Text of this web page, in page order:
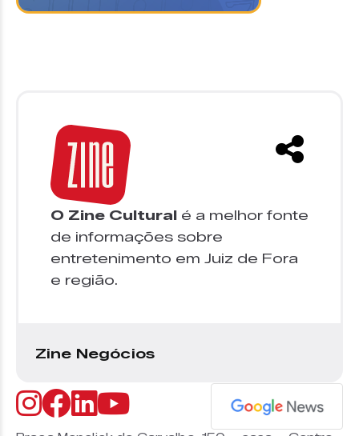
O Zine Cultural é a melhor fonte
de informações sobre
entretenimento em Juiz de Fora
e região.
Zine Negócios